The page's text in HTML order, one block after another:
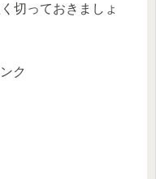
切っておきましょ
ク